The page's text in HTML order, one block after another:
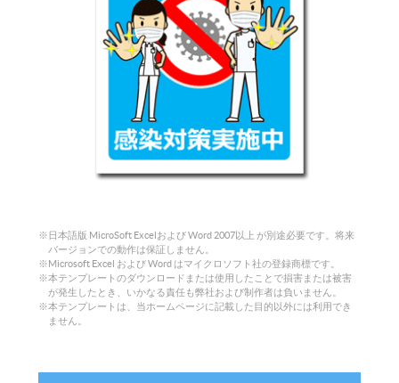
※日本語版 MicroSoft Excelおよび Word 2007以上 が別途必要です。将来
バージョンでの動作は保証しません。
※Microsoft Excel および Word はマイクロソフト社の登録商標です。
※本テンプレートのダウンロードまたは使用したことで損害または被害
が発生したとき、いかなる責任も弊社および制作者は負いません。
※本テンプレートは、当ホームページに記載した目的以外には利用でき
ません。